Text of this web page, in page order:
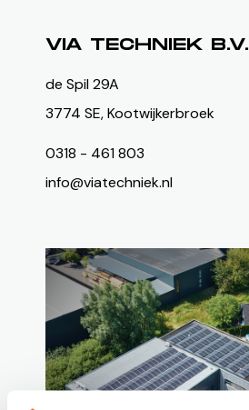
VIA TECHNIEK B.V.
de Spil 29A
3774 SE, Kootwijkerbroek
0318 - 461 803
info@viatechniek.nl